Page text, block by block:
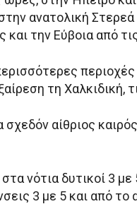
ανατολική
και την Εύβοια από
τη Χαλκιδική,
αίθριος
νότια δυτικοί 3
3 με 5 και από